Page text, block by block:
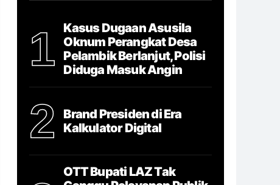
1
Kasus Dugaan Asusila
Oknum Perangkat Desa
Pelambik Berlanjut, Polisi
Diduga Masuk Angin
2
Brand Presiden di Era
Kalkulator Digital
OTT Bupati LAZ Tak